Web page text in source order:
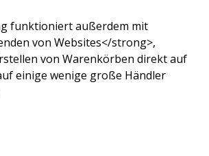
funktioniert außerdem mit
von Websites</strong>,
von Warenkörben direkt auf
einige wenige große Händler